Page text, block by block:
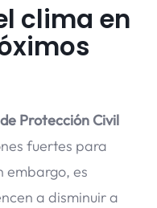
clima en
Protección Civil
fuertes para
embargo, es
a disminuir a